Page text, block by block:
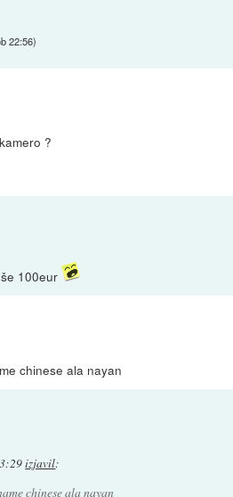
22:56)
?
100eur
chinese ala nayan
izjavil:
chinese ala nayan